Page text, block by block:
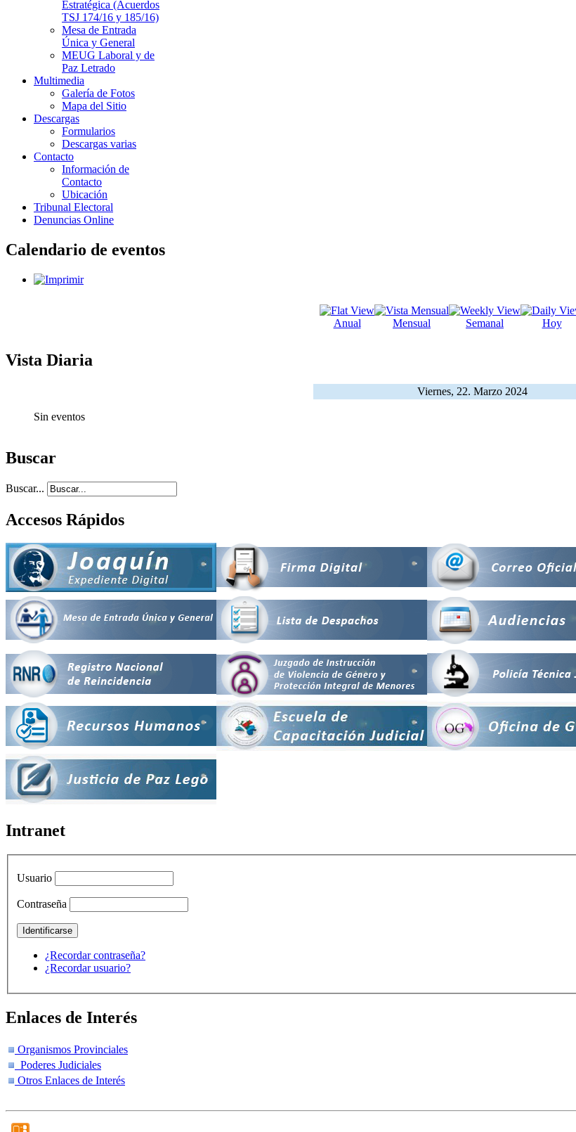
Estratégica (Acuerdos
TSJ 174/16 y 185/16)
Mesa de Entrada
Única y General
MEUG Laboral y de
Paz Letrado
Multimedia
Galería de Fotos
Mapa del Sitio
Descargas
Formularios
Descargas varias
Contacto
Información de
Contacto
Ubicación
Tribunal Electoral
Denuncias Online
Calendario de eventos
Anual Mensual Semanal Hoy
Vista Diaria
Viernes, 22. Marzo 2024
Sin eventos
Buscar
Buscar...
Accesos Rápidos
Intranet
Usuario
Contraseña
¿Recordar contraseña?
¿Recordar usuario?
Enlaces de Interés
Organismos Provinciales
Poderes Judiciales
Otros Enlaces de Interés